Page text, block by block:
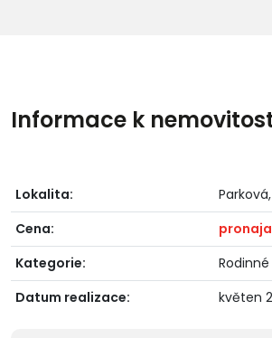
Informace k
Lokalita:
Cena:
Kategorie:
Datum realizace:
květen